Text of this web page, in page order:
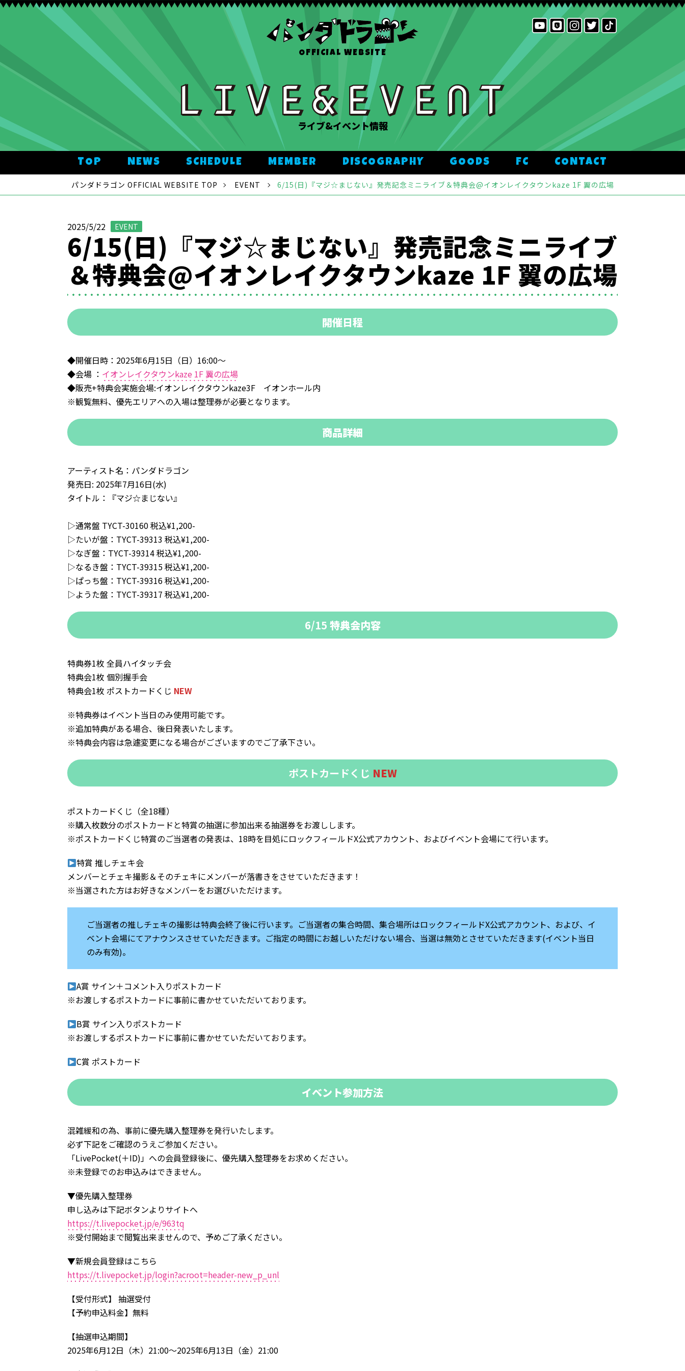
OFFICIAL WEBSITE
ライブ&イベント情報
TOP NEWS SCHEDULE MEMBER DISCOGRAPHY GOODS FC CONTACT
パンダドラゴン OFFICIAL WEBSITE TOP EVENT 6/15(日)『マジ☆まじない』発売記念ミニライブ＆特典会@イオンレイクタウンkaze 1F 翼の広場
2025/5/22 EVENT
6/15(日)『マジ☆まじない』発売記念ミニライブ
＆特典会@イオンレイクタウンkaze 1F 翼の広場
開催日程
◆開催日時：2025年6月15日（日）16:00〜
◆会場 ： イオンレイクタウンkaze 1F 翼の広場
◆販売+特典会実施会場:イオンレイクタウンkaze3F イオンホール内
※観覧無料、優先エリアへの入場は整理券が必要となります。
商品詳細
アーティスト名：パンダドラゴン
発売日: 2025年7月16日(水)
タイトル：『マジ☆まじない』
▷通常盤 TYCT-30160 税込¥1,200-
▷たいが盤：TYCT-39313 税込¥1,200-
▷なぎ盤：TYCT-39314 税込¥1,200-
▷なるき盤：TYCT-39315 税込¥1,200-
▷ぱっち盤：TYCT-39316 税込¥1,200-
▷ようた盤：TYCT-39317 税込¥1,200-
6/15 特典会内容
特典券1枚 全員ハイタッチ会
特典会1枚 個別握手会
特典会1枚 ポストカードくじ NEW
※特典券はイベント当日のみ使用可能です。
※追加特典がある場合、後日発表いたします。
※特典会内容は急遽変更になる場合がございますのでご了承下さい。
ポストカードくじ NEW
ポストカードくじ（全18種）
※購入枚数分のポストカードと特賞の抽選に参加出来る抽選券をお渡しします。
※ポストカードくじ特賞のご当選者の発表は、18時を目処にロックフィールドX公式アカウント、およびイベント会場にて行います。
特賞 推しチェキ会
メンバーとチェキ撮影＆そのチェキにメンバーが落書きをさせていただきます！
※当選された方はお好きなメンバーをお選びいただけます。
ご当選者の推しチェキの撮影は特典会終了後に行います。ご当選者の集合時間、集合場所はロックフィールドX公式アカウント、および、イ
ベント会場にてアナウンスさせていただきます。ご指定の時間にお越しいただけない場合、当選は無効とさせていただきます(イベント当日
のみ有効)。
A賞 サイン＋コメント入りポストカード
※お渡しするポストカードに事前に書かせていただいております。
B賞 サイン入りポストカード
※お渡しするポストカードに事前に書かせていただいております。
C賞 ポストカード
イベント参加方法
混雑緩和の為、事前に優先購入整理券を発行いたします。
必ず下記をご確認のうえご参加ください。
「LivePocket(＋ID)」への会員登録後に、優先購入整理券をお求めください。
※未登録でのお申込みはできません。
▼優先購入整理券
申し込みは下記ボタンよりサイトへ
https://t.livepocket.jp/e/963tq
※受付開始まで閲覧出来ませんので、予めご了承ください。
▼新規会員登録はこちら
https://t.livepocket.jp/login?acroot=header-new_p_unl
【受付形式】 抽選受付
【予約申込料金】無料
【抽選申込期間】
2025年6月12日（木）21:00～2025年6月13日（金）21:00